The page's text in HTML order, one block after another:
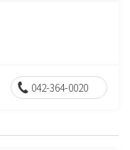
042-364-0020